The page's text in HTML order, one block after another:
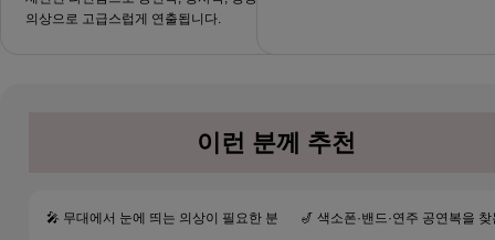
의상으로 고급스럽게 연출됩니다.
이런 분께 추천
🎤 무대에서 눈에 띄는 의상이 필요한 분 🎷 색소폰·밴드·연주 공연복을